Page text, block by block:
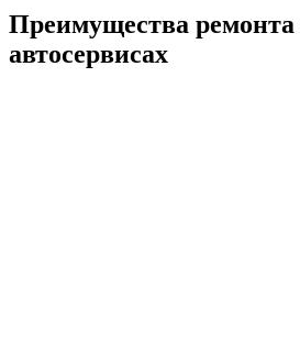
Преимущества ремонта
автосервисах